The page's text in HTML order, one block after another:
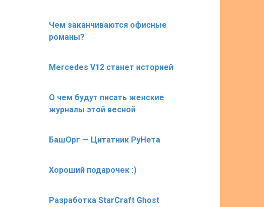
Чем заканчиваются офисные
романы?
Mercedes V12 станет историей
О чем будут писать женские
журналы этой весной
БашОрг — Цитатник РуНета
Хороший подарочек :)
Разработка StarCraft Ghost